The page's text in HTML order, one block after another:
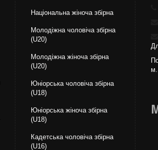
Національна жiноча збірна
Молодіжна чоловіча збірна
(U20)
Молодіжна жіноча збірна
(U20)
Юніорська чоловіча збірна
(U18)
Юніорська жіноча збірна
(U18)
Кадетська чоловіча збірна
(U16)